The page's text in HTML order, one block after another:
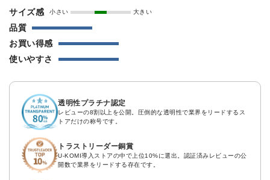
サイズ感 小さい 大きい
品質
お買い得感
使いやすさ
透明性プラチナ認定
レビューの8割以上を公開。圧倒的な透明性で業界をリードするス
トアだけの称号です。
トラストリーダー銅賞
U-KOMI導入ストアの中で上位10%に選出。認証済みレビューの公
開数で業界をリードする存在です。